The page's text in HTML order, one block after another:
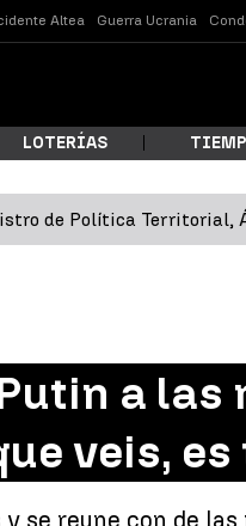
Altea Guerra Ucrania
LOTERÍAS
de Política Territorial,
a las
veis,
se reune con de